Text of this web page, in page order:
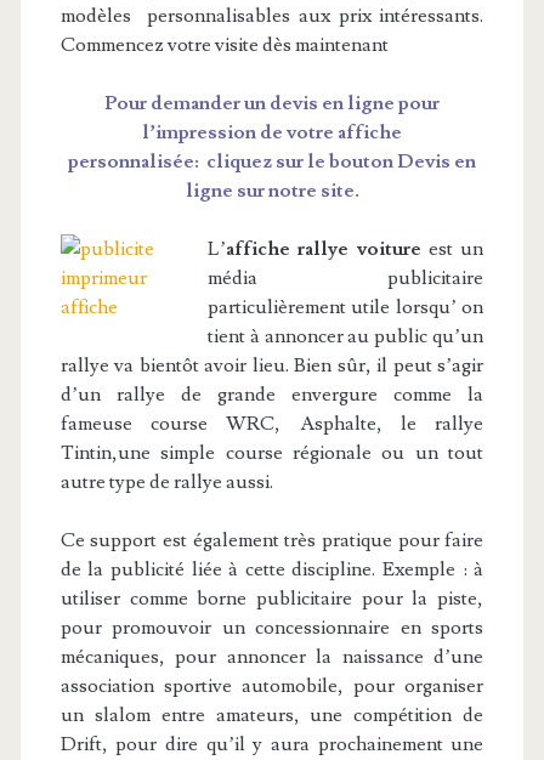
modèles personnalisables aux prix intéressants.
Commencez votre visite dès maintenant
Pour demander un devis en ligne pour
l’impression de votre affiche
personnalisée: cliquez sur le bouton Devis en
ligne sur notre site.
L’affiche rallye voiture est un
média publicitaire
particulièrement utile lorsqu’ on
tient à annoncer au public qu’un
rallye va bientôt avoir lieu. Bien sûr, il peut s’agir
d’un rallye de grande envergure comme la
fameuse course WRC, Asphalte, le rallye
Tintin,une simple course régionale ou un tout
autre type de rallye aussi.
Ce support est également très pratique pour faire
de la publicité liée à cette discipline. Exemple : à
utiliser comme borne publicitaire pour la piste,
pour promouvoir un concessionnaire en sports
mécaniques, pour annoncer la naissance d’une
association sportive automobile, pour organiser
un slalom entre amateurs, une compétition de
Drift, pour dire qu’il y aura prochainement une